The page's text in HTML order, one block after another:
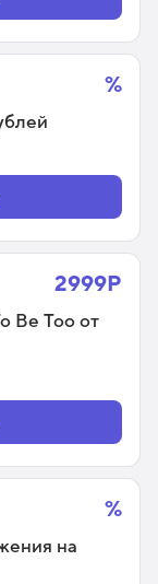
%
2999Р
Be Too от
%
на